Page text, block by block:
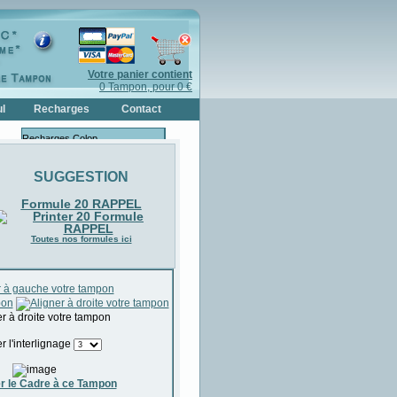
Votre panier contient
0 Tampon, pour 0 €
Recharges
Recharges Colop
Bouteilles d'Encres
Recharges pour Bois & Cristal
Contact
SUGGESTION
Formule 20 RAPPEL
Toutes nos formules ici
l'interlignage
le Cadre à ce Tampon